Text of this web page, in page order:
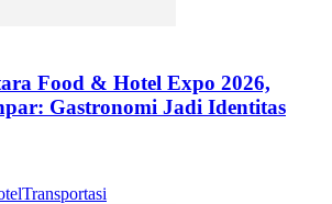
Food & Hotel Expo 2026,
Gastronomi Jadi Identitas
Transportasi